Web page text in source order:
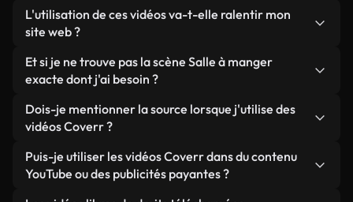
Les deux. Il s'agit d'une bibliothèque hybride
composée de véritables images filmées par des
vidéos générées par IA. Chaque vidéo est
clairement identifiée afin que vous sachiez
toujours ce que vous utilisez.
L'utilisation de ces vidéos va-t-elle ralentir mon
site web ?
Sauf si vous choisissez nos versions optimisées.
Nous proposons des formats légers, prêts pour le
ils conservent une qualité élevée tout en
minimisant les temps de chargement et en
améliorant des indicateurs comme le LCP.
Et si je ne trouve pas la scène Salle à manger
exacte dont j'ai besoin ?
Vous pouvez en créer une instantanément avec
Coverr AI Studio. Il vous suffit de décrire la scène,
», et le Studio générera en quelques secondes une
vidéo personnalisée conforme à nos normes de
licence.
Dois-je mentionner la source lorsque j'utilise des
vidéos Coverr ?
Aucune attribution n'est requise. Toutes les vidéos
de notre bibliothèque sont libres de droits et
Puis-je utiliser les vidéos Coverr dans du contenu
YouTube ou des publicités payantes ?
Oui. Toutes les séquences vidéo de Coverr peuvent